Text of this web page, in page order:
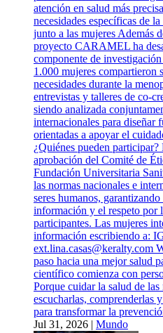
atención en salud más
necesidades específicas de
junto a las mujeres Además
proyecto CARAMEL ha
componente de
1.000 mujeres compartieron
necesidades durante la
entrevistas y talleres de co-
siendo analizada
internacionales para diseñar
orientadas a apoyar el
¿Quiénes pueden
aprobación del Comité de
Fundación Universitaria
las normas nacionales e
seres humanos,
información y el respeto por
participantes. Las mujeres
información escribiendo a:
ext.lina.casas@keralty.com
paso hacia una mejor salud
científico comienza con
Porque cuidar la salud de
escucharlas, comprenderlas
para transformar la
Jul 31, 2026 | Mundo